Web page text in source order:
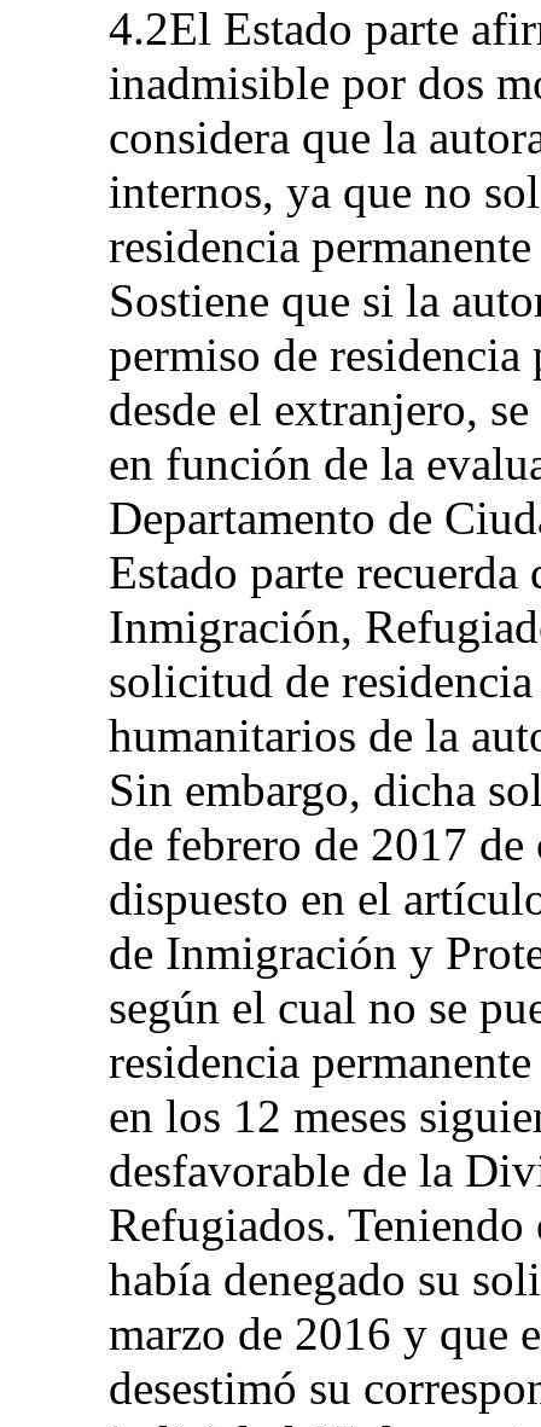
4.2El Estado parte
inadmisible por dos
considera que la
internos, ya que no
residencia
Sostiene que si la
permiso de residencia
desde el extranjero,
en función de la
Departamento de
Estado parte
Inmigración,
solicitud de
humanitarios de la
Sin embargo, dicha
de febrero de 2017
dispuesto en el
de Inmigración y
según el cual no se
residencia
en los 12 meses
desfavorable de la
Refugiados.
había denegado su
marzo de 2016 y que
desestimó su